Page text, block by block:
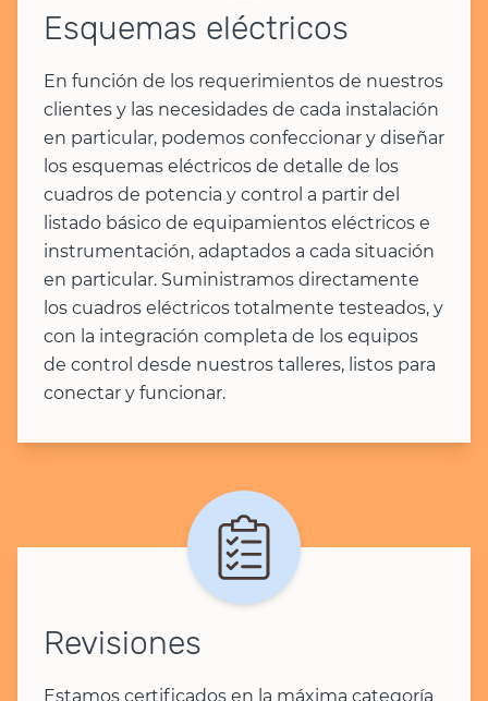
Esquemas eléctricos
En función de los requerimientos de nuestros
clientes y las necesidades de cada instalación
en particular, podemos confeccionar y diseñar
los esquemas eléctricos de detalle de los
cuadros de potencia y control a partir del
listado básico de equipamientos eléctricos e
instrumentación, adaptados a cada situación
en particular. Suministramos directamente
los cuadros eléctricos totalmente testeados, y
con la integración completa de los equipos
de control desde nuestros talleres, listos para
conectar y funcionar.
Revisiones
Estamos certificados en la máxima categoría